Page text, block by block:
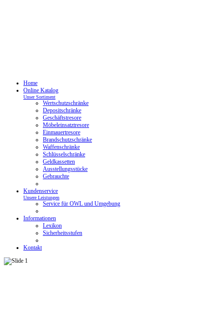
Home
Online Katalog
Unser Sortiment
Wertschutzschränke
Depositschränke
Geschäftstresore
Möbeleinsatztresore
Einmauertresore
Brandschutzschränke
Waffenschränke
Schlüsselschränke
Geldkassetten
Ausstellungsstücke
Gebrauchte
Kundenservice
Unsere Leistungen
Service für OWL und Umgebung
Informationen
Lexikon
Sicherheitsstufen
Kontakt